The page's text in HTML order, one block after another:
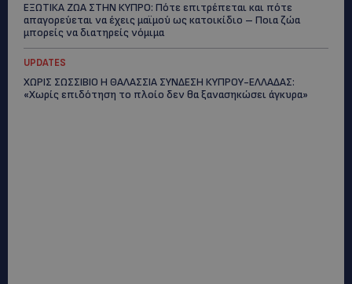
ΕΞΩΤΙΚΑ ΖΩΑ ΣΤΗΝ ΚΥΠΡΟ: Πότε επιτρέπεται και πότε
απαγορεύεται να έχεις μαϊμού ως κατοικίδιο – Ποια ζώα
μπορείς να διατηρείς νόμιμα
UPDATES
ΧΩΡΙΣ ΣΩΣΣΙΒΙΟ Η ΘΑΛΑΣΣΙΑ ΣΥΝΔΕΣΗ ΚΥΠΡΟΥ-ΕΛΛΑΔΑΣ:
«Χωρίς επιδότηση το πλοίο δεν θα ξανασηκώσει άγκυρα»